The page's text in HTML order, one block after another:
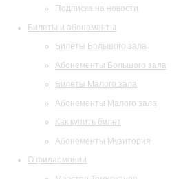
Подписка на новости
Билеты и абонементы
Билеты Большого зала
Абонементы Большого зала
Билеты Малого зала
Абонементы Малого зала
Как купить билет
Абонементы Музитория
О филармонии